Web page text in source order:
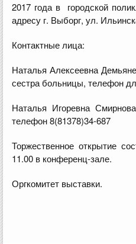
2017 года в городской
адресу г. Выборг, ул.
Контактные лица:
Наталья Алексеевна
сестра больницы, телефон
Наталья Игоревна
телефон 8(81378)34-687
Торжественное открытие
11.00 в конференц-зале.
Оргкомитет выставки.